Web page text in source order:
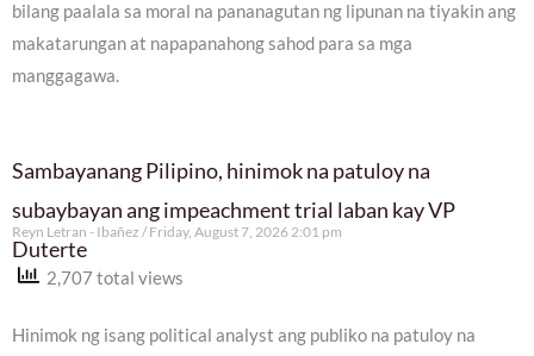
bilang paalala sa moral na pananagutan ng lipunan na tiyakin ang
makatarungan at napapanahong sahod para sa mga
manggagawa.
Sambayanang Pilipino, hinimok na patuloy na
subaybayan ang impeachment trial laban kay VP
Duterte
Reyn Letran - Ibañez Friday, August 7, 2026 2:01 pm
2,707 total views
Hinimok ng isang political analyst ang publiko na patuloy na